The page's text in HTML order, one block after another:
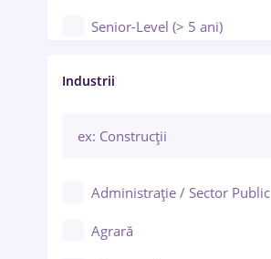
Senior-Level (> 5 ani)
Manager / Executiv
Industrii
Administrație / Sector Public
Agrară